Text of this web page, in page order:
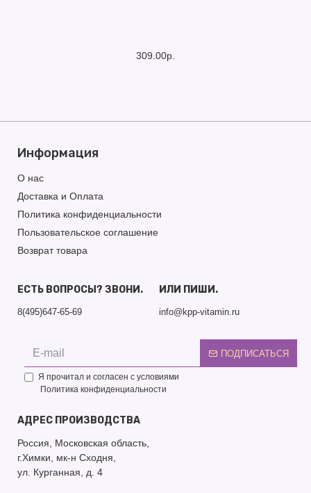
309.00р.
Информация
О нас
Доставка и Оплата
Политика конфиденциальности
Пользовательское соглашение
Возврат товара
ЕСТЬ ВОПРОСЫ? ЗВОНИ.
8(495)647-65-69
ИЛИ ПИШИ.
info@kpp-vitamin.ru
ПОДПИСАТЬСЯ
Я прочитал и согласен с условиями
Политика конфиденциальности
АДРЕС ПРОИЗВОДСТВА
Россия, Московская область,
г.Химки, мк-н Сходня,
ул. Курганная, д. 4